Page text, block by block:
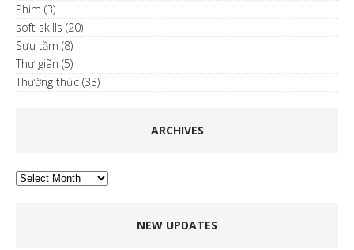
Phim (3)
soft skills (20)
Sưu tầm (8)
Thư giãn (5)
Thường thức (33)
ARCHIVES
Archives
NEW UPDATES